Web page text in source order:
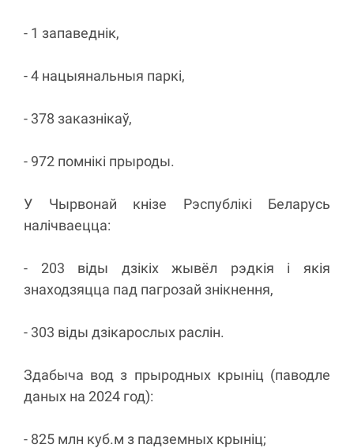
- 1 запаведнік,
- 4 нацыянальныя паркі,
- 378 заказнікаў,
- 972 помнікі прыроды.
У Чырвонай кнізе Рэспублікі Беларусь
налічваецца:
- 203 віды дзікіх жывёл рэдкія і якія
знаходзяцца пад пагрозай знікнення,
- 303 віды дзікарослых раслін.
Здабыча вод з прыродных крыніц (паводле
даных на 2024 год):
- 825 млн куб.м з падземных крыніц;